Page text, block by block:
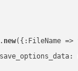
new({:FileName =>